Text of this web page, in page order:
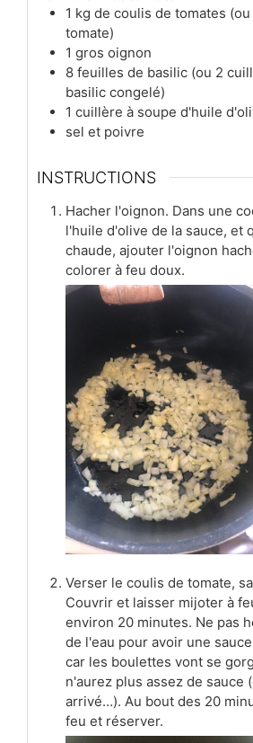
1 kg de coulis de tomates
tomate)
1 gros oignon
8 feuilles de basilic (ou 2
basilic congelé)
1 cuillère à soupe d'huile
sel et poivre
INSTRUCTIONS
Hacher l'oignon. Dans une
l'huile d'olive de la sauce, et
chaude, ajouter l'oignon
colorer à feu doux.
Verser le coulis de tomate,
Couvrir et laisser mijoter à
environ 20 minutes. Ne pas
de l'eau pour avoir une
car les boulettes vont se
n'aurez plus assez de sauce
arrivé…). Au bout des 20
feu et réserver.